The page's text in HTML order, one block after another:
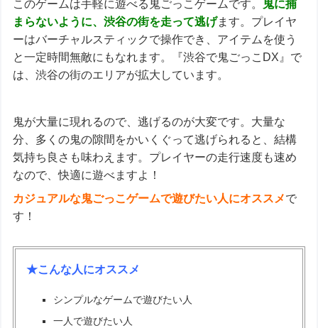
このゲームは手軽に遊べる鬼ごっこゲームです。
鬼に捕
まらないように、渋谷の街を走って逃げます。プレイヤ
ーはバーチャルスティックで操作でき、アイテムを使う
と一定時間無敵にもなれます。『渋谷で鬼ごっこDX』で
は、渋谷の街のエリアが拡大しています。
鬼が大量に現れるので、逃げるのが大変です。大量な
分、多くの鬼の隙間をかいくぐって逃げられると、結構
気持ち良さも味わえます。プレイヤーの走行速度も速め
なので、快適に遊べますよ！
カジュアルな鬼ごっこゲームで遊びたい人にオススメで
す！
★こんな人にオススメ
シンプルなゲームで遊びたい人
一人で遊びたい人